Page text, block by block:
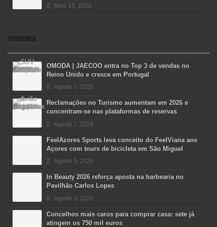
Maio 15, 2026
ECONOMIA
OMODA | JAECOO entra no Top 3 de vendas no
Reino Unido e cresce em Portugal
Agosto 7, 2026
Reclamações no Turismo aumentam em 2026 e
concentram-se nas plataformas de reservas
Agosto 7, 2026
FeelAzores Sports leva conceito do FeelViana aos
Açores com tours de bicicleta em São Miguel
Agosto 5, 2026
In Beauty 2026 reforça aposta na barbearia no
Pavilhão Carlos Lopes
Agosto 3, 2026
Concelhos mais caros para comprar casa: sete já
atingem os 750 mil euros